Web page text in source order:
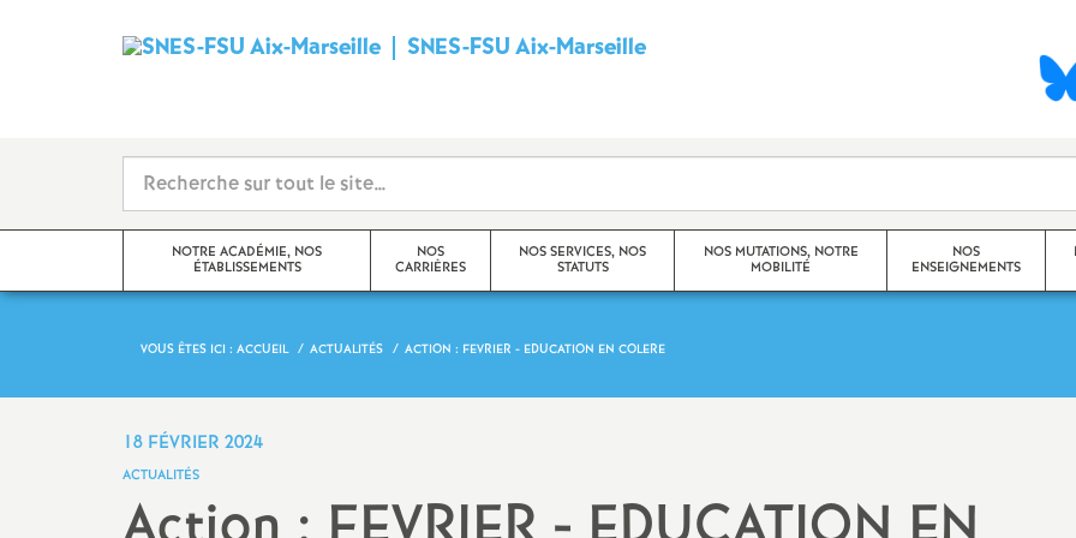
SNES-FSU Aix-MarseilleS
d
i
c
t
NOTRE ACADÉMIE, NOS
ÉTABLISSEMENTS
Actualités de l’académie
NOS
CARRIÈRES
NOS SERVICES, NOS
STATUTS
NOS MUTATIONS, NOTRE
MOBILITÉ
Académique
NOS
ENSEIGNEMENTS
VOUS ÊTES ICI : ACCUEIL ACTUALITÉS ACTION : FEVRIER - EDUCATION EN COLERE
18 FÉVRIER 2024
ACTUALITÉS